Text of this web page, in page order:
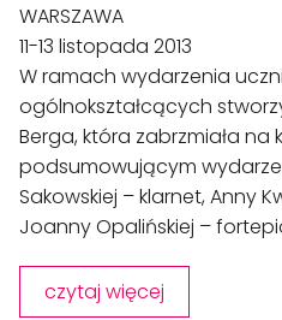
WARSZAWA
11-13 listopada 2013
W ramach wydarzenia
ogólnokształcących
Berga, która zabrzmiała na
podsumowującym
Sakowskiej – klarnet, Anny
Joanny Opalińskiej –
czytaj więcej